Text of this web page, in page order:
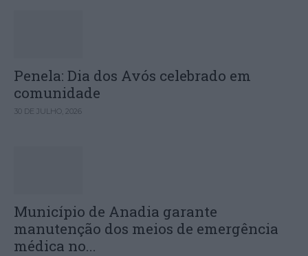
Penela: Dia dos Avós celebrado em
comunidade
30 DE JULHO, 2026
Município de Anadia garante
manutenção dos meios de emergência
médica no...